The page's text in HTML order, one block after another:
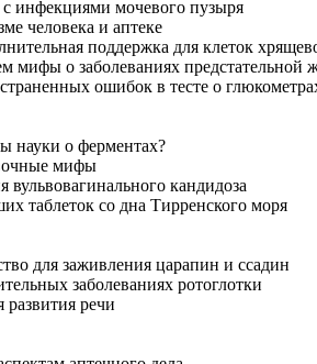
с инфекциями мочевого пузыря
человека и аптеке
поддержка для клеток
о заболеваниях предстательной
ошибок в тесте о
науки о ферментах?
мифы
кандидоза
таблеток со дна Тирренского моря
для заживления царапин и ссадин
заболеваниях ротоглотки
речи